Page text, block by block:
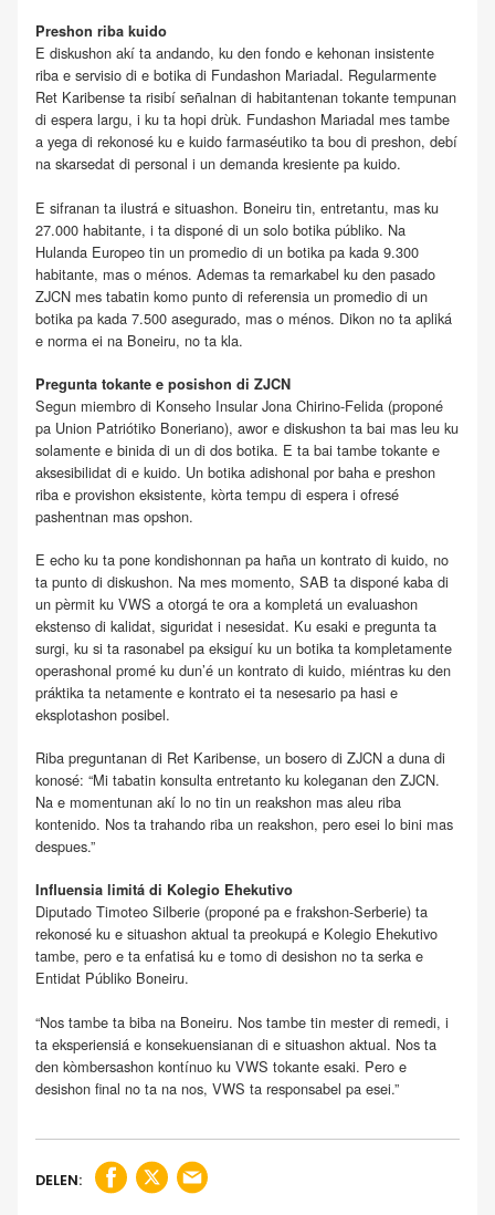
Preshon riba kuido
E diskushon akí ta andando, ku den fondo e kehonan insistente
riba e servisio di e botika di Fundashon Mariadal. Regularmente
Ret Karibense ta risibí señalnan di habitantenan tokante tempunan
di espera largu, i ku ta hopi drùk. Fundashon Mariadal mes tambe
a yega di rekonosé ku e kuido farmaséutiko ta bou di preshon, debí
na skarsedat di personal i un demanda kresiente pa kuido.
E sifranan ta ilustrá e situashon. Boneiru tin, entretantu, mas ku
27.000 habitante, i ta disponé di un solo botika públiko. Na
Hulanda Europeo tin un promedio di un botika pa kada 9.300
habitante, mas o ménos. Ademas ta remarkabel ku den pasado
ZJCN mes tabatin komo punto di referensia un promedio di un
botika pa kada 7.500 asegurado, mas o ménos. Dikon no ta apliká
e norma ei na Boneiru, no ta kla.
Pregunta tokante e posishon di ZJCN
Segun miembro di Konseho Insular Jona Chirino-Felida (proponé
pa Union Patriótiko Boneriano), awor e diskushon ta bai mas leu ku
solamente e binida di un di dos botika. E ta bai tambe tokante e
aksesibilidat di e kuido. Un botika adishonal por baha e preshon
riba e provishon eksistente, kòrta tempu di espera i ofresé
pashentnan mas opshon.
E echo ku ta pone kondishonnan pa haña un kontrato di kuido, no
ta punto di diskushon. Na mes momento, SAB ta disponé kaba di
un pèrmit ku VWS a otorgá te ora a kompletá un evaluashon
ekstenso di kalidat, siguridat i nesesidat. Ku esaki e pregunta ta
surgi, ku si ta rasonabel pa eksiguí ku un botika ta kompletamente
operashonal promé ku dun’é un kontrato di kuido, miéntras ku den
práktika ta netamente e kontrato ei ta nesesario pa hasi e
eksplotashon posibel.
Riba preguntanan di Ret Karibense, un bosero di ZJCN a duna di
konosé: “Mi tabatin konsulta entretanto ku koleganan den ZJCN.
Na e momentunan akí lo no tin un reakshon mas aleu riba
kontenido. Nos ta trahando riba un reakshon, pero esei lo bini mas
despues.”
Influensia limitá di Kolegio Ehekutivo
Diputado Timoteo Silberie (proponé pa e frakshon-Serberie) ta
rekonosé ku e situashon aktual ta preokupá e Kolegio Ehekutivo
tambe, pero e ta enfatisá ku e tomo di desishon no ta serka e
Entidat Públiko Boneiru.
“Nos tambe ta biba na Boneiru. Nos tambe tin mester di remedi, i
ta eksperiensiá e konsekuensianan di e situashon aktual. Nos ta
den kòmbersashon kontínuo ku VWS tokante esaki. Pero e
desishon final no ta na nos, VWS ta responsabel pa esei.”
DELEN: